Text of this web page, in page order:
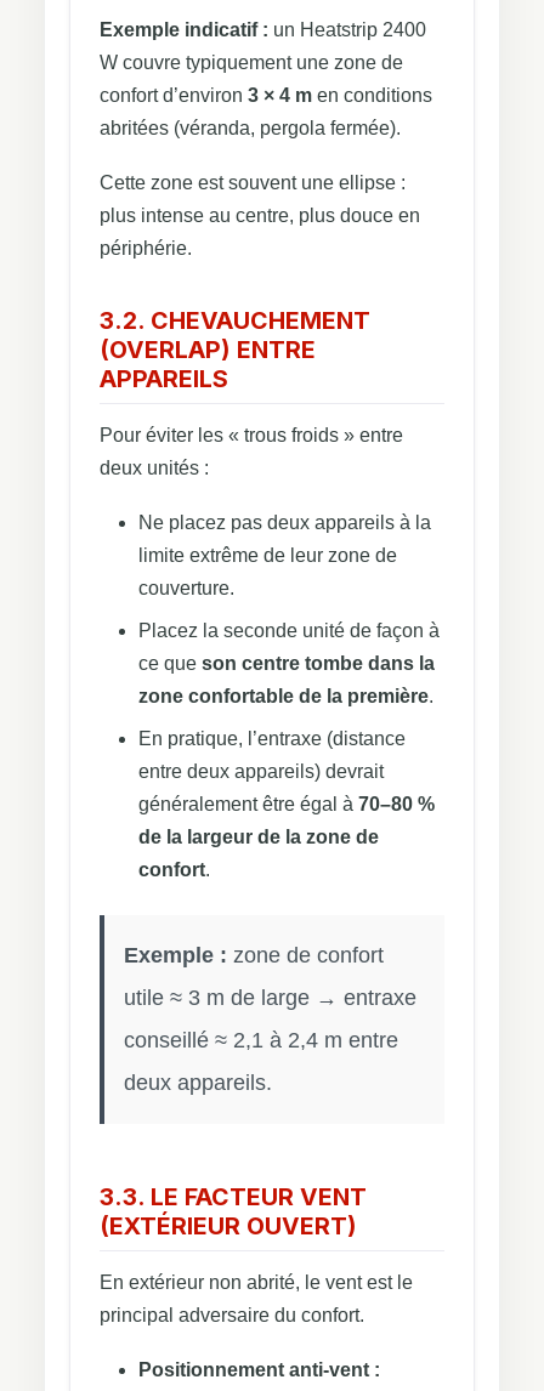
Exemple indicatif : un Heatstrip 2400
W couvre typiquement une zone de
confort d’environ 3 × 4 m en conditions
abritées (véranda, pergola fermée).
Cette zone est souvent une ellipse :
plus intense au centre, plus douce en
périphérie.
3.2. CHEVAUCHEMENT
(OVERLAP) ENTRE
APPAREILS
Pour éviter les « trous froids » entre
deux unités :
Ne placez pas deux appareils à la
limite extrême de leur zone de
couverture.
Placez la seconde unité de façon à
ce que son centre tombe dans la
zone confortable de la première.
En pratique, l’entraxe (distance
entre deux appareils) devrait
généralement être égal à 70–80 %
de la largeur de la zone de
confort.
Exemple : zone de confort
utile ≈ 3 m de large → entraxe
conseillé ≈ 2,1 à 2,4 m entre
deux appareils.
3.3. LE FACTEUR VENT
(EXTÉRIEUR OUVERT)
En extérieur non abrité, le vent est le
principal adversaire du confort.
Positionnement anti-vent :